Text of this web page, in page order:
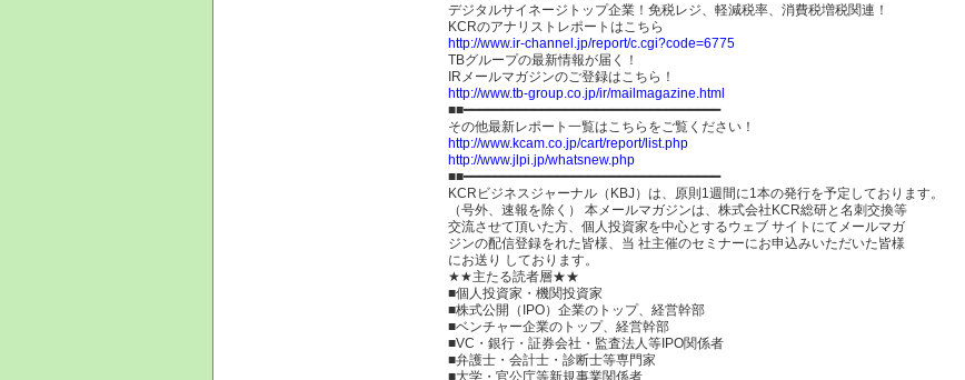
デジタルサイネージトップ企業！免税レジ、軽減税率、消費税増税関連！
KCRのアナリストレポートはこちら
http://www.ir-channel.jp/report/c.cgi?code=6775
TBグループの最新情報が届く！
IRメールマガジンのご登録はこちら！
http://www.tb-group.co.jp/ir/mailmagazine.html
■■━━━━━━━━━━━━━━━━━━━━━━━━━━━━━━━━━
その他最新レポート一覧はこちらをご覧ください！
http://www.kcam.co.jp/cart/report/list.php
http://www.jlpi.jp/whatsnew.php
■■━━━━━━━━━━━━━━━━━━━━━━━━━━━━━━━━━
KCRビジネスジャーナル（KBJ）は、原則1週間に1本の発行を予定しております。
（号外、速報を除く） 本メールマガジンは、株式会社KCR総研と名刺交換等
交流させて頂いた方、個人投資家を中心とするウェブ サイトにてメールマガ
ジンの配信登録をれた皆様、当 社主催のセミナーにお申込みいただいた皆様
にお送り しております。
★★主たる読者層★★
■個人投資家・機関投資家
■株式公開（IPO）企業のトップ、経営幹部
■ベンチャー企業のトップ、経営幹部
■VC・銀行・証券会社・監査法人等IPO関係者
■弁護士・会計士・診断士等専門家
■大学・官公庁等新規事業関係者